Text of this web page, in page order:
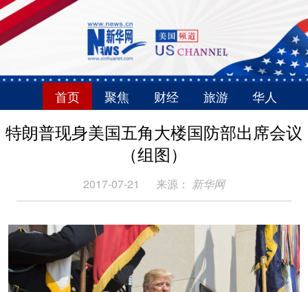
首页 聚焦 财经 旅游 华人
特朗普现身美国五角大楼国防部出席会议
（组图）
2017-07-21 来源： 新华网